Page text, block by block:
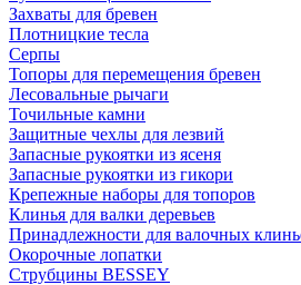
Захваты для бревен
Плотницкие тесла
Серпы
Топоры для перемещения бревен
Лесовальные рычаги
Точильные камни
Защитные чехлы для лезвий
Запасные рукоятки из ясеня
Запасные рукоятки из гикори
Крепежные наборы для топоров
Клинья для валки деревьев
Принадлежности для валочных
Окорочные лопатки
Струбцины BESSEY